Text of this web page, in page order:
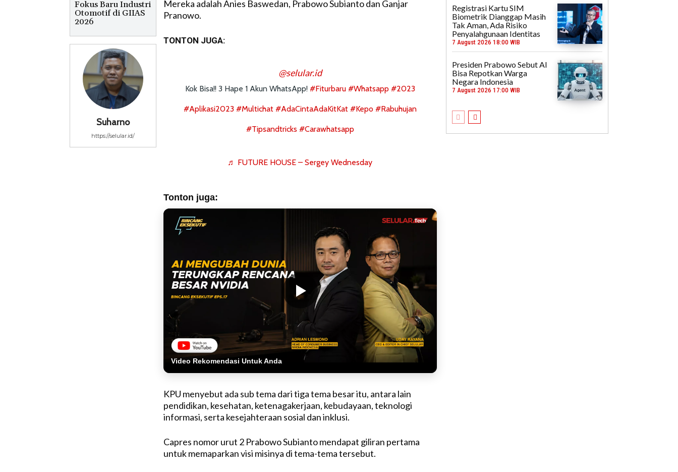
Fokus Baru Industri
Otomotif di GIIAS
2026
Suharno
https://selular.id/
u
Mereka adalah Anies Baswedan, Prabowo Subianto dan Ganjar
Pranowo.
TONTON JUGA:
@selular.id
Kok Bisa!! 3 Hape 1 Akun WhatsApp! #fiturbaru #whatsapp #2023
#aplikasi2023 #multichat #AdaCintaAdaKitKat #kepo #rabuhujan
#tipsandtricks #carawhatsapp
♬ FUTURE HOUSE – Sergey Wednesday
Tonton juga:
Video Rekomendasi Untuk Anda
KPU menyebut ada sub tema dari tiga tema besar itu, antara lain
pendidikan, kesehatan, ketenagakerjaan, kebudayaan, teknologi
informasi, serta kesejahteraan sosial dan inklusi.
Capres nomor urut 2 Prabowo Subianto mendapat giliran pertama
untuk memaparkan visi misinya di tema-tema tersebut.
Registrasi Kartu SIM
Biometrik Dianggap Masih
Tak Aman, Ada Risiko
Penyalahgunaan Identitas
7 August 2026 18:00 WIB
Presiden Prabowo Sebut AI
Bisa Repotkan Warga
Negara Indonesia
7 August 2026 17:00 WIB